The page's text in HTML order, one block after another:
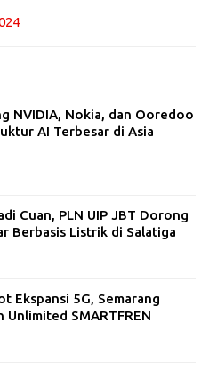
NVIDIA, Nokia, dan Ooredoo
AI Terbesar di Asia
Cuan, PLN UIP JBT Dorong
Berbasis Listrik di Salatiga
Ekspansi 5G, Semarang
Unlimited SMARTFREN